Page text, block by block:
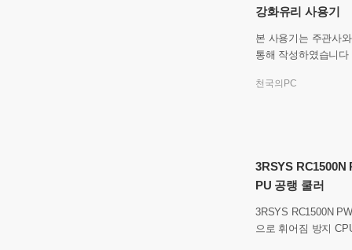
강화유리 사용기
본 사용기는 주관사
통해 작성하였습니다 그동안 에디(EDDY)는
니다. 이번에 출시한
천국의PC
3RSYS RC1500N
PU 공랭 쿨러
3RSYS RC1500N
으로 휘어짐 방지 CPU 쿨러를 포함하여 대부